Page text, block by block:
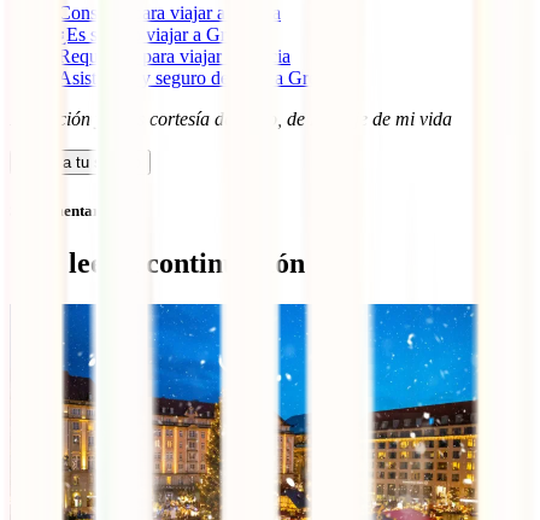
Consejos para viajar a Grecia
¿Es seguro viajar a Grecia?
Requisitos para viajar a Grecia
Asistencia y seguro de viaje a Grecia
Redacción y fotos cortesía de Majo, de El viaje de mi vida
Calcula tu seguro
Sin comentarios
Qué leer a continuación